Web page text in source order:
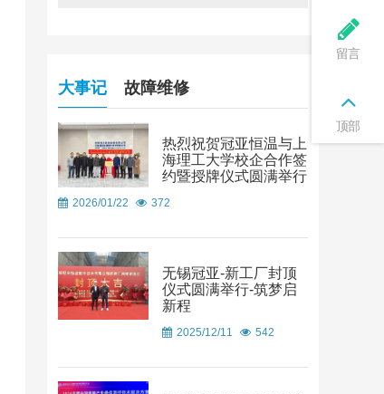
大事记 故障维修
热烈祝贺冠亚恒温与上
海理工大学校企合作签
约暨授牌仪式圆满举行
2026/01/22 372
无锡冠亚-新工厂封顶
仪式圆满举行-筑梦启
新程
2025/12/11 542
留言
顶部